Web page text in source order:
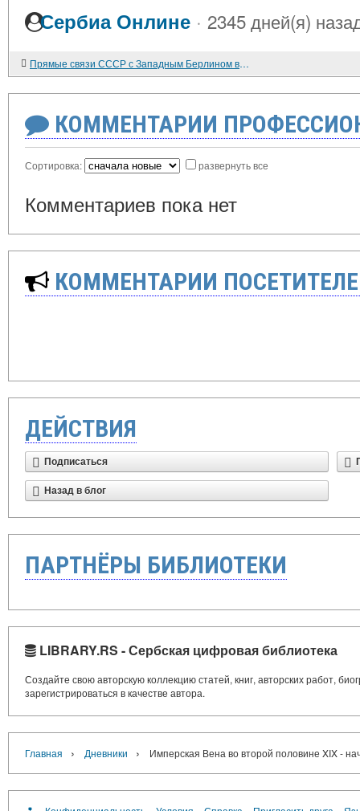
Сербиа Онлине · 2345 дней(я)
Прямые связи СССР с Западным Берлином в 1963-1964 гг.
КОММЕНТАРИИ
Сортировка: развернуть все
Комментариев пока нет
КОММЕНТАРИИ
ДЕЙСТВИЯ
Подписаться
Назад в блог
ПАРТНЁРЫ БИБЛИОТЕКИ
LIBRARY.RS - Сербская цифровая библиотека
Создайте свою авторскую коллекцию статей, книг, авторских работ,
зарегистрироваться в качестве автора.
Главная › Дневники › Имперская Вена во второй половине XIX -